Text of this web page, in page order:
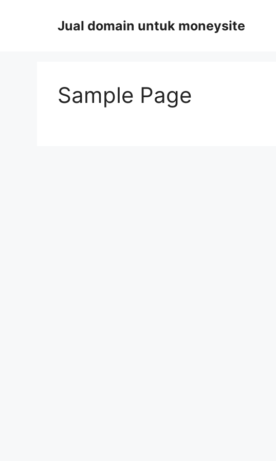
Jual domain untuk moneysite
Sample Page